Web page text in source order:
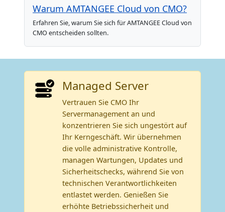
Warum AMTANGEE Cloud von CMO?
Erfahren Sie, warum Sie sich für AMTANGEE Cloud von
CMO entscheiden sollten.
Managed Server
Vertrauen Sie CMO Ihr
Servermanagement an und
konzentrieren Sie sich ungestört auf
Ihr Kerngeschäft. Wir übernehmen
die volle administrative Kontrolle,
managen Wartungen, Updates und
Sicherheitschecks, während Sie von
technischen Verantwortlichkeiten
entlastet werden. Genießen Sie
erhöhte Betriebssicherheit und